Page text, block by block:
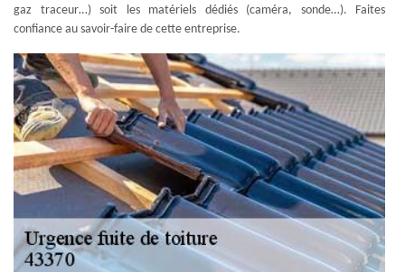
gaz traceur…) soit les matériels dédiés (caméra, sonde…). Faites
confiance au savoir-faire de cette entreprise.